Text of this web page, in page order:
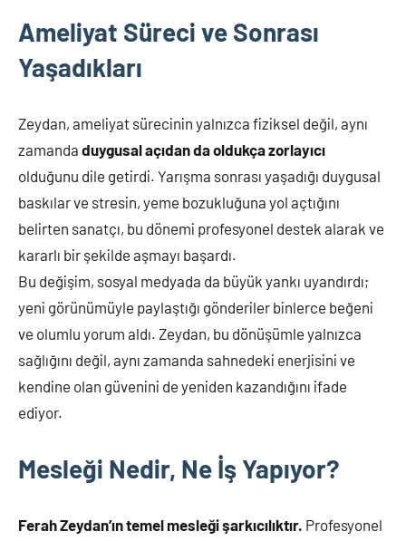
Ameliyat Süreci ve Sonrası
Yaşadıkları
Zeydan, ameliyat sürecinin yalnızca fiziksel değil, aynı
zamanda duygusal açıdan da oldukça zorlayıcı
olduğunu dile getirdi. Yarışma sonrası yaşadığı duygusal
baskılar ve stresin, yeme bozukluğuna yol açtığını
belirten sanatçı, bu dönemi profesyonel destek alarak ve
kararlı bir şekilde aşmayı başardı.
Bu değişim, sosyal medyada da büyük yankı uyandırdı;
yeni görünümüyle paylaştığı gönderiler binlerce beğeni
ve olumlu yorum aldı. Zeydan, bu dönüşümle yalnızca
sağlığını değil, aynı zamanda sahnedeki enerjisini ve
kendine olan güvenini de yeniden kazandığını ifade
ediyor.
Mesleği Nedir, Ne İş Yapıyor?
Ferah Zeydan’ın temel mesleği şarkıcılıktır. Profesyonel